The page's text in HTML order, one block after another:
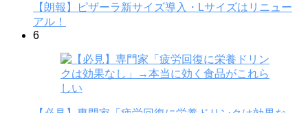
【朗報】ピザーラ新サイズ導入・Lサイズはリニュー
アル！
6